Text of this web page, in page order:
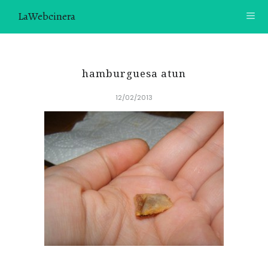
LaWebcinera
CONTACTO
SOBRE MÍ
¿TE GUSTARÍA UNIRTE A NUESTRA AVENTURA GASTRON
ÓMICA?
ÚNETE A LA NEWSLETTER
hamburguesa atun
12/02/2013